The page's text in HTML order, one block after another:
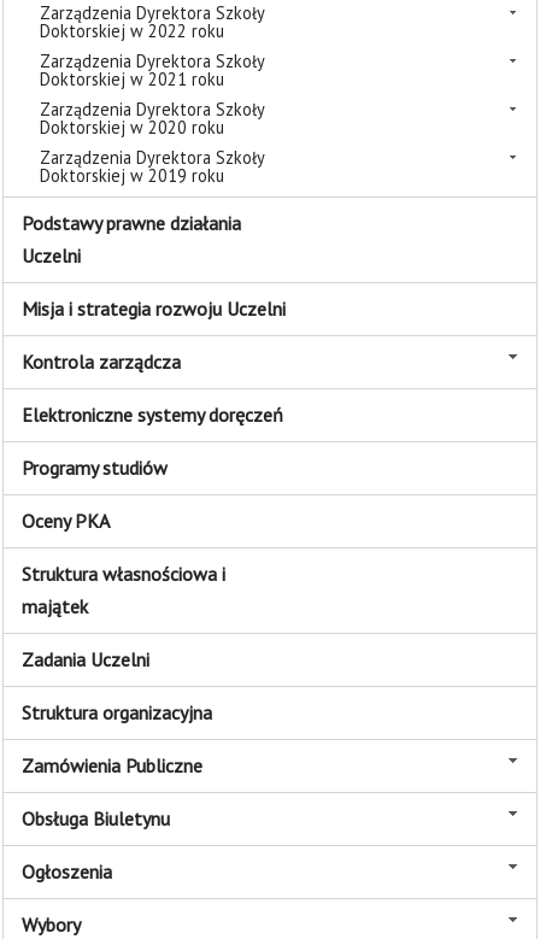
Zarządzenia Dyrektora Szkoły
Doktorskiej w 2022 roku
Zarządzenia Dyrektora Szkoły
Doktorskiej w 2021 roku
Zarządzenia Dyrektora Szkoły
Doktorskiej w 2020 roku
Zarządzenia Dyrektora Szkoły
Doktorskiej w 2019 roku
Podstawy prawne działania
Uczelni
Misja i strategia rozwoju Uczelni
Kontrola zarządcza
Elektroniczne systemy doręczeń
Programy studiów
Oceny PKA
Struktura własnościowa i
majątek
Zadania Uczelni
Struktura organizacyjna
Zamówienia Publiczne
Obsługa Biuletynu
Ogłoszenia
Wybory